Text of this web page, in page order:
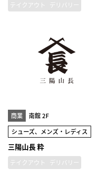
テイクアウト デリバリー
商業
南館 2F
シューズ、メンズ・レディス
三陽山長 粋
テイクアウト デリバリー